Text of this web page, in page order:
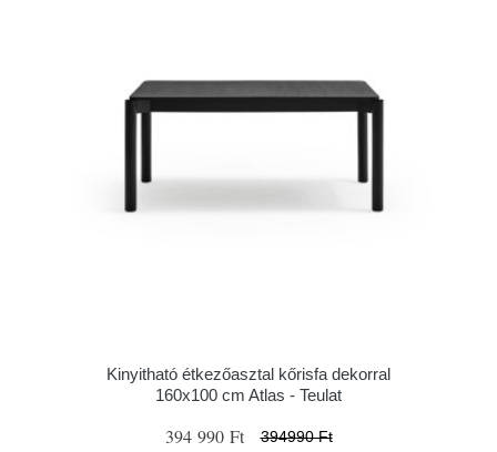
Kinyitható étkezőasztal kőrisfa dekorral
160x100 cm Atlas - Teulat
394 990 Ft 394990 Ft